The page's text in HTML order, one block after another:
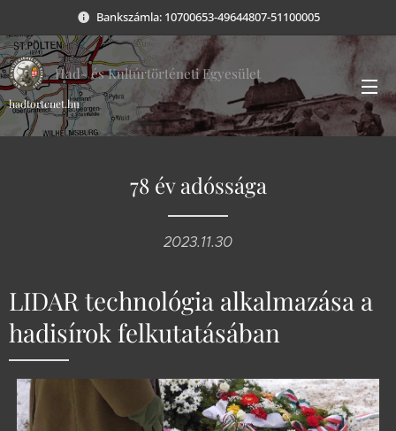
Bankszámla: 10700653-49644807-51100005
Had- és Kultúrtörténeti Egyesület
hadtortenet.hu
78 év adóssága
2023.11.30
LIDAR technológia alkalmazása a
hadisírok felkutatásában